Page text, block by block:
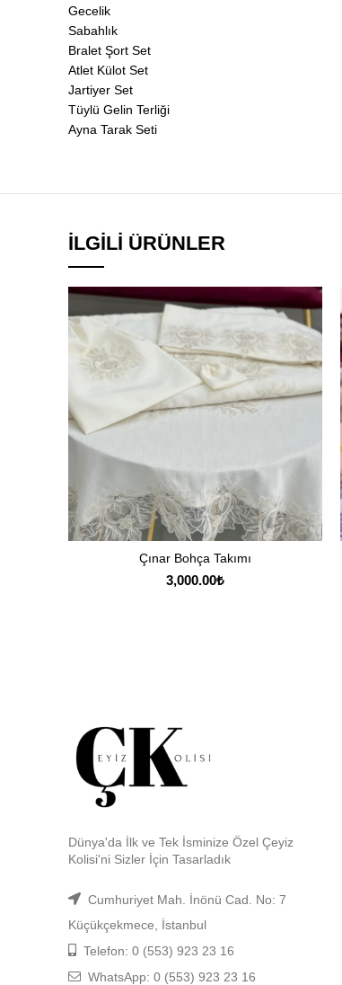
Gecelik
Sabahlık
Bralet Şort Set
Atlet Külot Set
Jartiyer Set
Tüylü Gelin Terliği
Ayna Tarak Seti
İLGILI ÜRÜNLER
SEPETE EKLE
Çınar Bohça Takımı
3,000.00₺
Dünya'da İlk ve Tek İsminize Özel Çeyiz
Kolisi'ni Sizler İçin Tasarladık
Cumhuriyet Mah. İnönü Cad. No: 7
Küçükçekmece, İstanbul
Telefon: 0 (553) 923 23 16
WhatsApp: 0 (553) 923 23 16